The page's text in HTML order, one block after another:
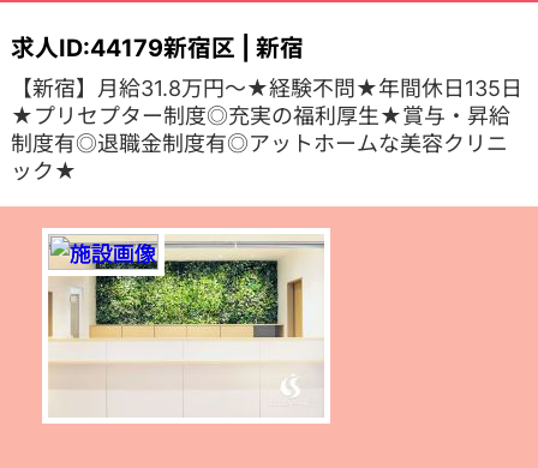
求人ID:44179新宿区 | 新宿
【新宿】月給31.8万円～★経験不問★年間休日135日
★プリセプター制度◎充実の福利厚生★賞与・昇給
制度有◎退職金制度有◎アットホームな美容クリニ
ック★